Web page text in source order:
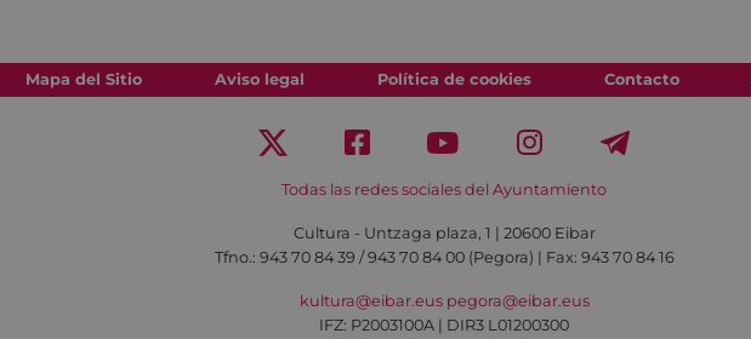
Mapa del Sitio Aviso legal Política de cookies Contacto
Todas las redes sociales del Ayuntamiento
Cultura - Untzaga plaza, 1 | 20600 Eibar
Tfno.: 943 70 84 39 / 943 70 84 00 (Pegora) | Fax: 943 70 84 16
kultura@eibar.eus pegora@eibar.eus
IFZ: P2003100A | DIR3 L01200300